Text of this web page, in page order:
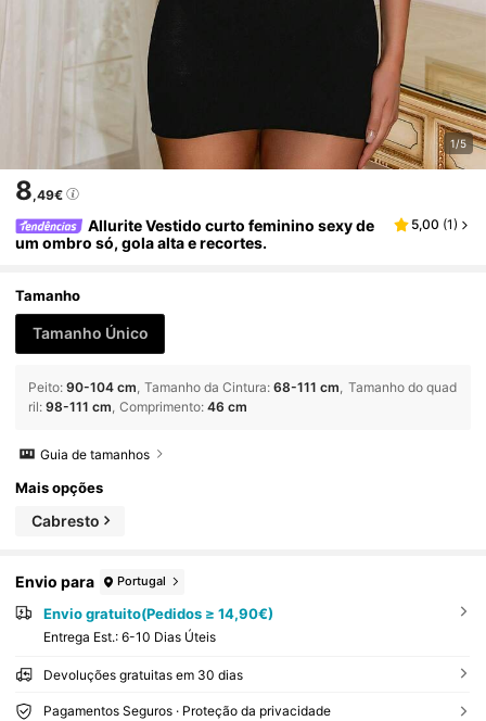
1/5
8,49€
Allurite Vestido curto feminino sexy de
um ombro só, gola alta e recortes.
5,00 (1)
Tamanho
Tamanho Único
Peito: 90-104 cm Tamanho da Cintura: 68-111 cm Tamanho do quad
ril: 98-111 cm Comprimento: 46 cm
Guia de tamanhos
Mais opções
Cabresto
Envio para Portugal
Envio gratuito(Pedidos ≥ 14,90€)
Entrega Est.: 6-10 Dias Úteis
Devoluções gratuitas em 30 dias
Pagamentos Seguros · Proteção da privacidade